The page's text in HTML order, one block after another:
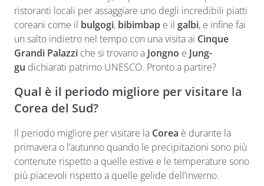
ristoranti locali per assaggiare uno degli incredibili piatti
coreani come il bulgogi, bibimbap e il galbi, e infine fai
un salto indietro nel tempo con una visita ai Cinque
Grandi Palazzi che si trovano a Jongno e Jung-
gu dichiarati patrimo UNESCO. Pronto a partire?
Qual è il periodo migliore per visitare la
Corea del Sud?
Il periodo migliore per visitare la Corea è durante la
primavera o l’autunno quando le precipitazioni sono più
contenute rispetto a quelle estive e le temperature sono
più piacevoli rispetto a quelle gelide dell’inverno.